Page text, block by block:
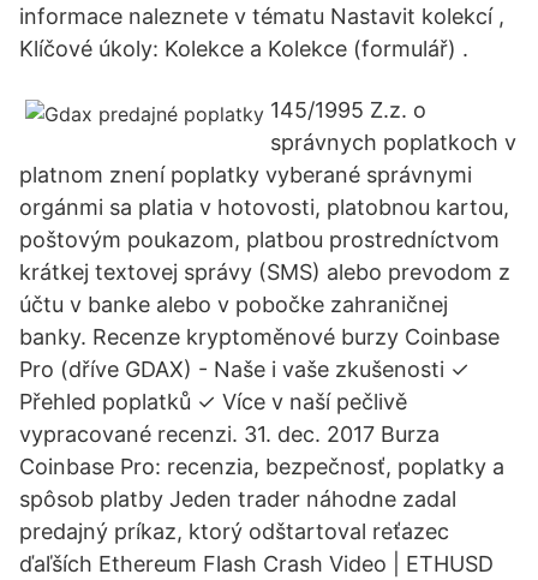
informace naleznete v tématu Nastavit kolekcí ,
Klíčové úkoly: Kolekce a Kolekce (formulář) .
145/1995 Z.z. o
správnych poplatkoch v
platnom znení poplatky vyberané správnymi
orgánmi sa platia v hotovosti, platobnou kartou,
poštovým poukazom, platbou prostredníctvom
krátkej textovej správy (SMS) alebo prevodom z
účtu v banke alebo v pobočke zahraničnej
banky. Recenze kryptoměnové burzy Coinbase
Pro (dříve GDAX) - Naše i vaše zkušenosti ✓
Přehled poplatků ✓ Více v naší pečlivě
vypracované recenzi. 31. dec. 2017 Burza
Coinbase Pro: recenzia, bezpečnosť, poplatky a
spôsob platby Jeden trader náhodne zadal
predajný príkaz, ktorý odštartoval reťazec
ďaľších Ethereum Flash Crash Video | ETHUSD